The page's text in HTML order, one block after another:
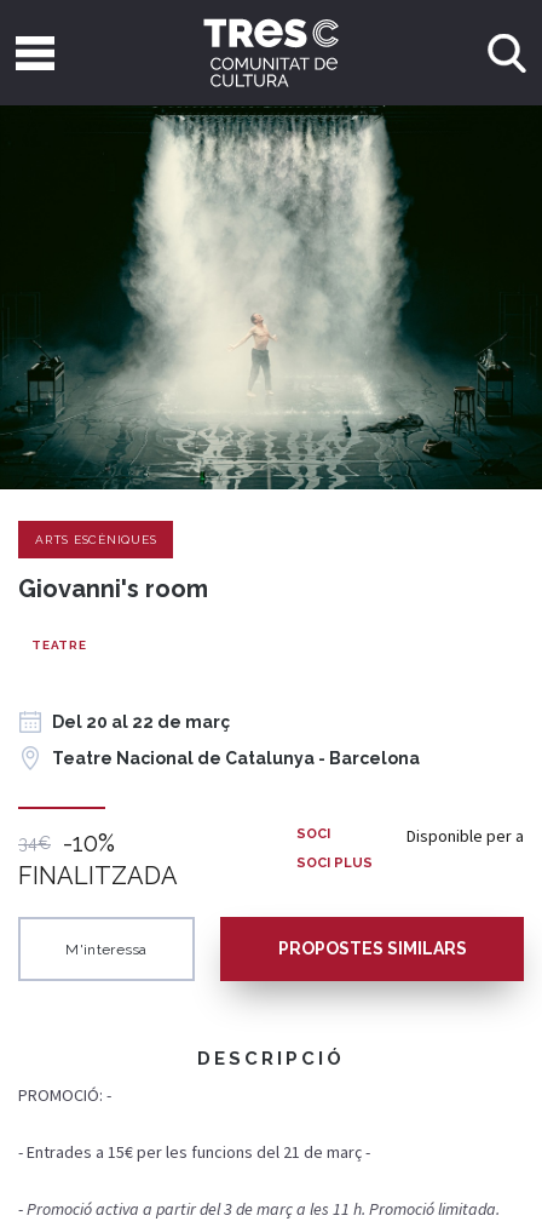
ARTS ESCÈNIQUES
Giovanni's room
TEATRE
Del 20 al 22 de març
Teatre Nacional de Catalunya - Barcelona
34€
-10%
FINALITZADA
Disponible per a
SOCI
SOCI PLUS
M'interessa PROPOSTES SIMILARS
DESCRIPCIÓ
PROMOCIÓ: -
- Entrades a 15€ per les funcions del 21 de març -
-Promoció activa a partir del 3 de març a les 11 h. Promoció limitada.